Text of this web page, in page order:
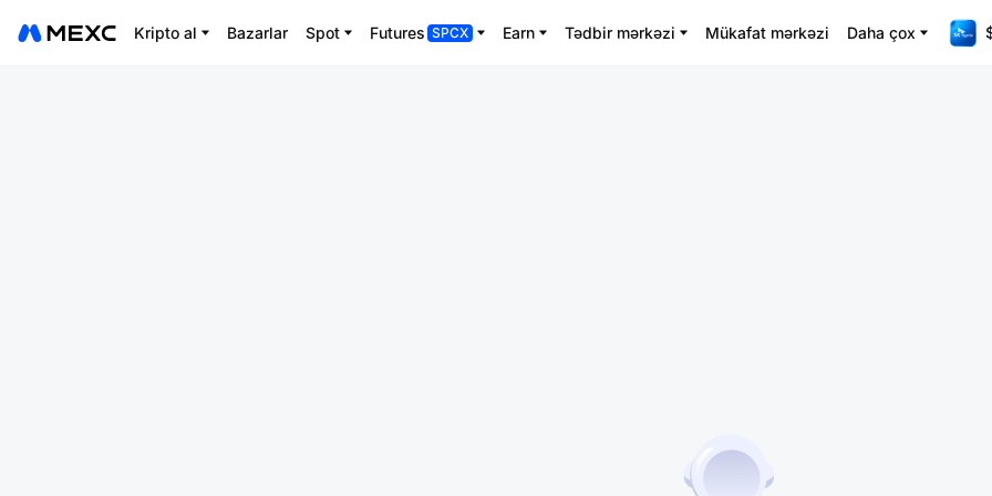
Kripto al Bazarlar Spot Futures SPCX Earn Tədbir mərkəzi Mükafat mərkəzi Daha çox